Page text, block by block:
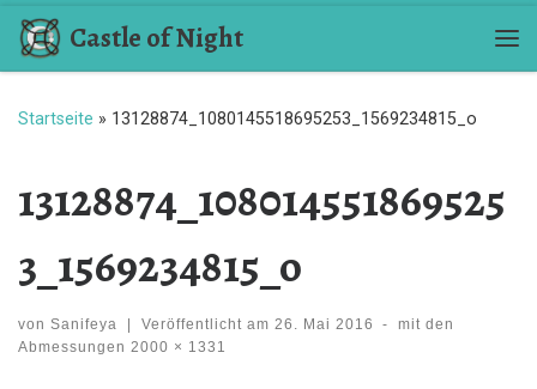
Zum Inhalt springen
Castle of Night
Startseite » 13128874_1080145518695253_1569234815_o
13128874_108014551869525
3_1569234815_o
von Sanifeya Veröffentlicht am 26. Mai 2016 -
mit den
Abmessungen 2000 × 1331